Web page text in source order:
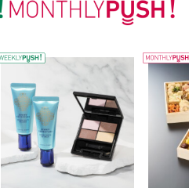
WEEKLY PUSH